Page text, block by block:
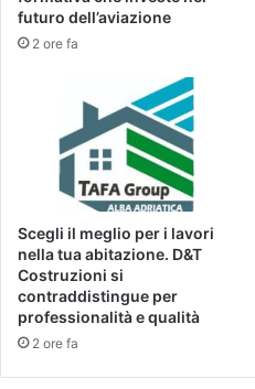
futuro dell’aviazione
2 ore fa
Scegli il meglio per i lavori
nella tua abitazione. D&T
Costruzioni si
contraddistingue per
professionalità e qualità
2 ore fa